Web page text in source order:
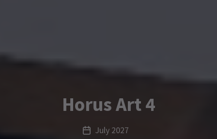
Horus Art 4
July 2027